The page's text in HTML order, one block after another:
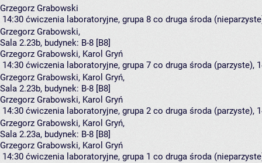
Grzegorz Grabowski
14:30 ćwiczenia laboratoryjne, grupa 8 co druga środa
Grzegorz Grabowski,
Sala 2.23b, budynek: B-8 [B8]
Grzegorz Grabowski, Karol Gryń
14:30 ćwiczenia laboratoryjne, grupa 7 co druga środa (parzyste),
Grzegorz Grabowski, Karol Gryń,
Sala 2.23b, budynek: B-8 [B8]
Grzegorz Grabowski, Karol Gryń
14:30 ćwiczenia laboratoryjne, grupa 2 co druga środa (parzyste),
Grzegorz Grabowski, Karol Gryń,
Sala 2.23a, budynek: B-8 [B8]
Grzegorz Grabowski, Karol Gryń
14:30 ćwiczenia laboratoryjne, grupa 1 co druga środa